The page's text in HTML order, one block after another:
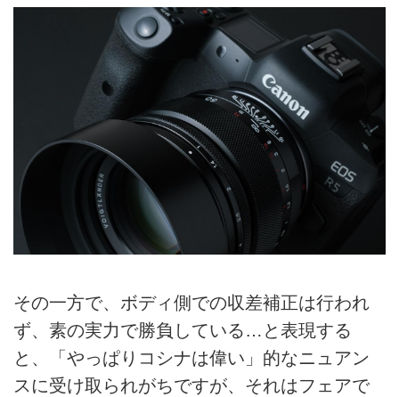
その一方で、ボディ側での収差補正は行われ
ず、素の実力で勝負している…と表現する
と、「やっぱりコシナは偉い」的なニュアン
スに受け取られがちですが、それはフェアで